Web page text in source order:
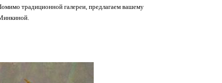
традиционной галереи, предлагаем вашему